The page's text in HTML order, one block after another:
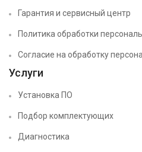
Гарантия и сервисный центр
Политика обработки
Согласие на обработку
Услуги
Установка ПО
Подбор комплектующих
Диагностика